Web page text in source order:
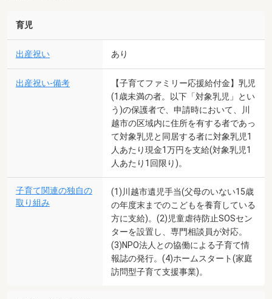
育児
出産祝い あり
出産祝い-備考
【子育てファミリー応援給付金】乳児
(1歳未満の者。以下「対象乳児」とい
う)の保護者で、申請時において、川
越市の区域内に住所を有する者であっ
て対象乳児と同居する者に対象乳児1
人あたり現金1万円を支給(対象乳児1
人あたり1回限り)。
子育て関連の独自の
取り組み
(1)川越市遺児手当(父母のいない15歳
の年度末までのこどもを養育している
方に支給)。(2)児童虐待防止SOSセン
ターを設置し、専門相談員が対応。
(3)NPO法人との協働による子育て情
報誌の発行。(4)ホームスタート(家庭
訪問型子育て支援事業)。